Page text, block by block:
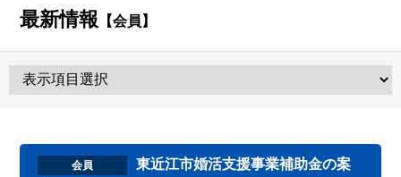
最新情報 【会員】
会員
東近江市婚活支援事業補助金の案